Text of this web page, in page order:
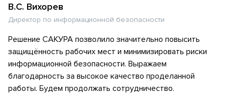
В.С. Вихорев
Директор по информационной безопасности
Решение САКУРА позволило значительно повысить
защищённость рабочих мест и минимизировать риски
информационной безопасности. Выражаем
благодарность за высокое качество проделанной
работы. Будем продолжать сотрудничество.